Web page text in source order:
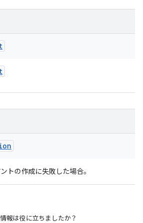
トの作成に失敗した場合。
報は役に立ちましたか？